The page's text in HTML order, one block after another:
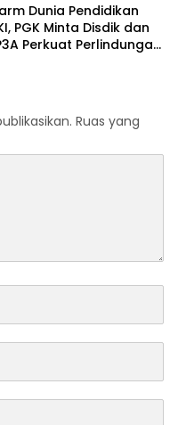
Dunia Pendidikan
PGK Minta Disdik dan
Perkuat Perlindungan
Ruas yang